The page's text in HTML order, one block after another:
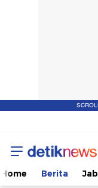
Home Berita